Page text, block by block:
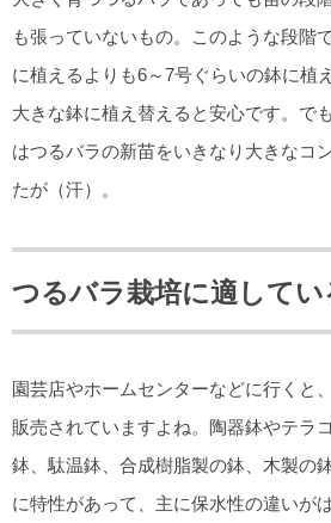
も張っていないもの。このような段階
に植えるよりも6～7号ぐらいの鉢に植
大きな鉢に植え替えると安心です。で
はつるバラの新苗をいきなり大きなコ
たが（汗）。
つるバラ栽培に適してい
園芸店やホームセンターなどに行くと
販売されていますよね。陶器鉢やテラ
鉢、駄温鉢、合成樹脂製の鉢、木製の
に特性があって、主に保水性の違いが